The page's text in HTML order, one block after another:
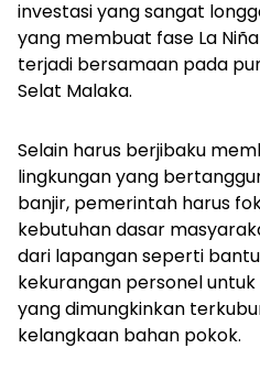
investasi yang sangat
yang membuat fase La
terjadi bersamaan pada
Selat Malaka.
Selain harus berjibaku
lingkungan yang
banjir, pemerintah harus
kebutuhan dasar
dari lapangan seperti
kekurangan personel
yang dimungkinkan
kelangkaan bahan pokok.